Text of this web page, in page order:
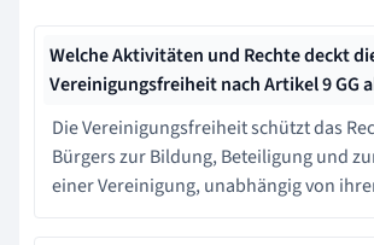
Welche Aktivitäten und Rechte deckt
Vereinigungsfreiheit nach Artikel 9 GG
Die Vereinigungsfreiheit schützt das
Bürgers zur Bildung, Beteiligung und
einer Vereinigung, unabhängig von